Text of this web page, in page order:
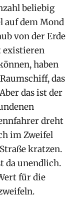
beliebig
auf dem Mond
von der Erde
existieren
haben
das
das ist der
dreht
im Zweifel
kratzen.
da unendlich.
für die